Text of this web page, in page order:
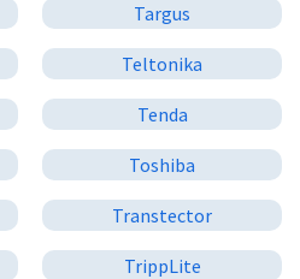
Targus
Teltonika
Tenda
Toshiba
Transtector
TrippLite